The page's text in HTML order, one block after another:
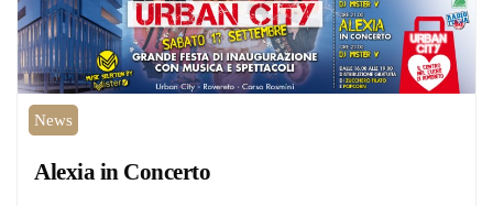
News
Alexia in Concerto